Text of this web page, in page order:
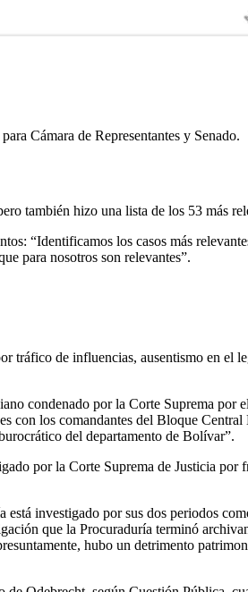
Cámara de Representantes y Senado.
también hizo una lista de los 53 más
“Identificamos los casos más
para nosotros son relevantes”.
tráfico de influencias, ausentismo en el
condenado por la Corte Suprema por
con los comandantes del Bloque
del departamento de Bolívar”.
por la Corte Suprema de Justicia
está investigado por sus dos periodos
que la Procuraduría terminó
hubo un detrimento